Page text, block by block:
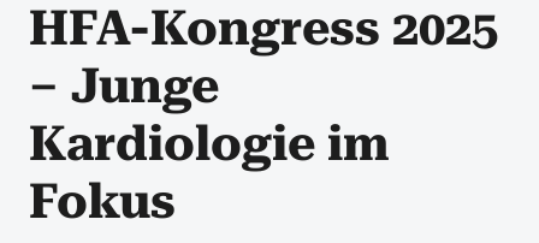
HFA-Kongress 2025
– Junge
Kardiologie im
Fokus